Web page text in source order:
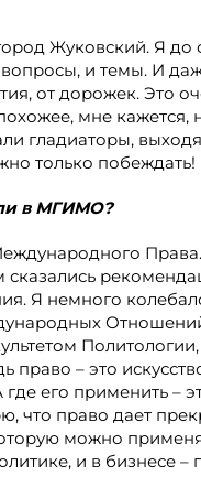
Жуковский. Я до
и темы. И
от дорожек. Это
мне кажется,
гладиаторы,
только побеждать!
в МГИМО?
Я немного
Политологии,
право – это
его применить –
что право дает
можно
и в бизнесе –